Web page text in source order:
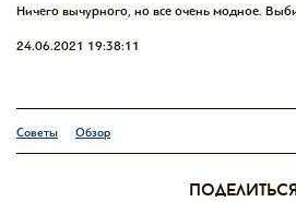
Ничего вычурного, но все очень модное.
24.06.2021 19:38:11
Советы Обзор